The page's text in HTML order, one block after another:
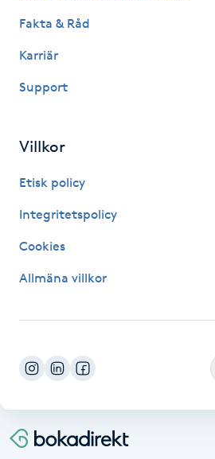
Gravidyoga
Gruppträning
Gua Sha-massage
Headspa
HIFU
Fakta & Råd
Karriär
Support
Villkor
Etisk policy
Integritetspolicy
Cookies
Allmäna villkor